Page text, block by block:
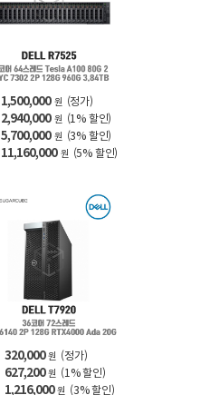
1,500,000 원 (정가)
2,940,000 원 (1% 할인)
5,700,000 원 (3% 할인)
11,160,000 원 (5% 할인)
320,000 원 (정가)
627,200 원 (1% 할인)
1,216,000 원 (3% 할인)